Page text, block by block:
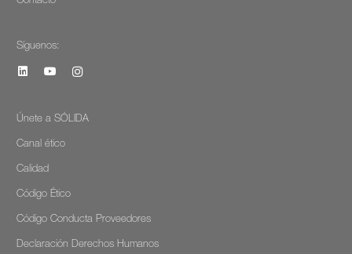
Síguenos:
Únete a SÓLIDA
Canal ético
Calidad
Código Ético
Código Conducta Proveedores
Declaración Derechos Humanos